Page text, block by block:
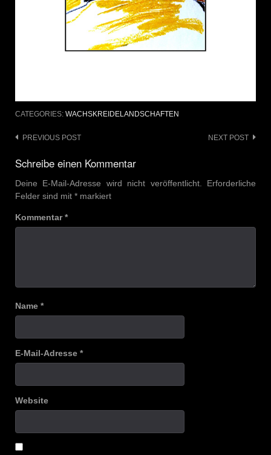
CATEGORIES: WACHSKREIDELANDSCHAFTEN
Post
navigation
PREVIOUS POST NEXT POST
Schreibe einen Kommentar
Deine E-Mail-Adresse wird nicht veröffentlicht.
Erforderliche
Felder sind mit * markiert
Kommentar*
Name *
E-Mail-Adresse *
Website